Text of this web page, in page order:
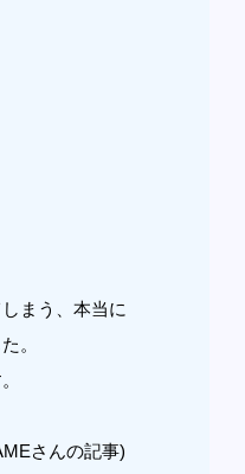
まう、本当に
。
さんの記事)